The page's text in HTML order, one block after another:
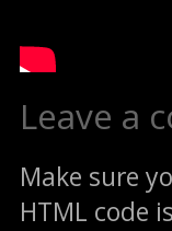
Leave a
Make sure
HTML code